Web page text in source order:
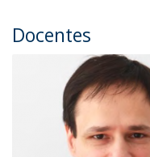
Docentes